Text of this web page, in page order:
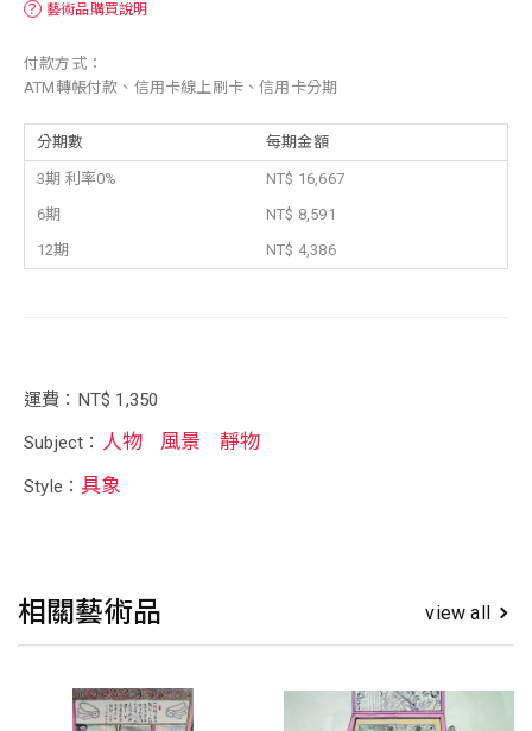
？ 藝術品購買說明
付款方式：
ATM轉帳付款、信用卡線上刷卡、信用卡分期
分期數 每期金額
3期 利率0%
NT$ 16,667
6期
NT$ 8,591
12期
NT$ 4,386
運費：NT$ 1,350
Subject： 人物 風景 靜物
Style： 具象
相關藝術品 view all